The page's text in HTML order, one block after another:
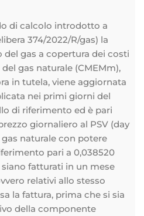
di calcolo introdotto a
374/2022/R/gas) la
gas a copertura dei costi
gas naturale (CMEMm),
in tutela, viene aggiornata
nei primi giorni del
di riferimento ed è pari
giornaliero al PSV (day
naturale con potere
pari a 0,038520
fatturati in un mese
relativi allo stesso
la fattura, prima che si sia
della componente